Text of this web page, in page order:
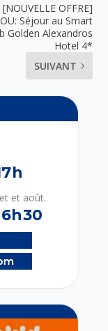
[NOUVELLE OFFRE]
Séjour au Smart
Golden Alexandros
Hotel 4*
SUIVANT
et août.